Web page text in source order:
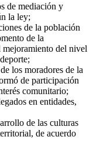
de mediación y
la ley;
de la población
de la
mejoramiento del nivel
los moradores de la
de participación
comunitario;
en entidades,
de las culturas
de acuerdo